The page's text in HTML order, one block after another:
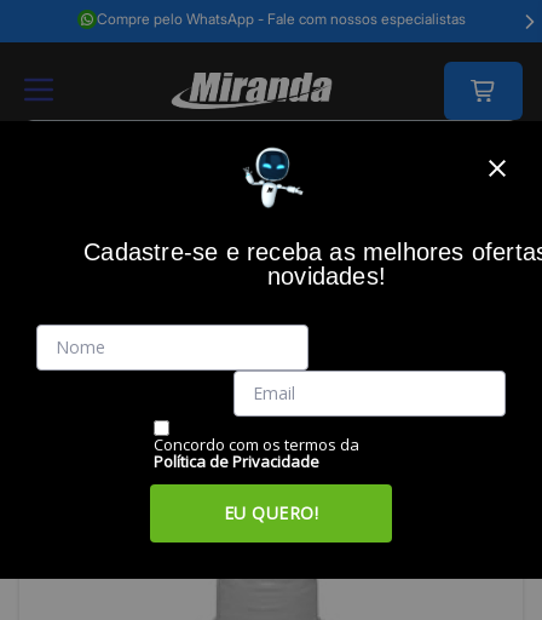
Compre pelo WhatsApp - Fale com nossos especialistas
Refil de tinta EPSON T673620 magenta claro 70ml
L800/L805/L1800
Código: 28641
Miranda
Cadastre-se e receba as melhores
novidades!
Concordo com os termos da
Política de Privacidade
EU QUERO!